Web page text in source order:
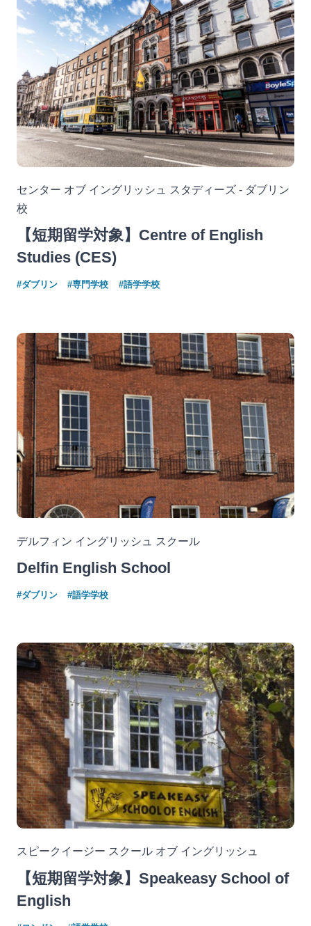
センター オブ イングリッシュ スタディーズ - ダブリン
校
【短期留学対象】Centre of English
Studies (CES)
#ダブリン #専門学校 #語学学校
デルフィン イングリッシュ スクール
Delfin English School
#ダブリン #語学学校
スピークイージー スクール オブ イングリッシュ
【短期留学対象】Speakeasy School of
English